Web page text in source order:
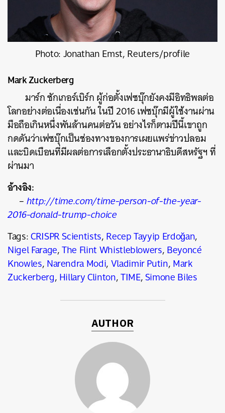
Photo: Jonathan Emst, Reuters/profile
Mark Zuckerberg
มาร์ก ซักเกอร์เบิร์ก ผู้ก่อตั้งเฟซบุ๊กยังคงมีอิทธิพลต่อ
โลกอย่างต่อเนื่องเช่นกัน ในปี 2016 เฟซบุ๊กมีผู้ใช้งานผ่าน
มือถือเกินหนึ่งพันล้านคนต่อวัน อย่างไรก็ตามปีนี้เขาถูก
กดดันว่าเฟซบุ๊กเป็นช่องทางของการเผยแพร่ข่าวปลอม
และบิดเบือนที่มีผลต่อการเลือกตั้งประธานาธิบดีสหรัฐฯ ที่
ผ่านมา
อ้างอิง:
–http://time.com/time-person-of-the-year-
2016-donald-trump-choice
Tags:CRISPR Scientists,Recep Tayyip Erdoğan,
Nigel Farage,The Flint Whistleblowers,Beyoncé
Knowles,Narendra Modi,Vladimir Putin,Mark
Zuckerberg,Hillary Clinton,TIME,Simone Biles
AUTHOR